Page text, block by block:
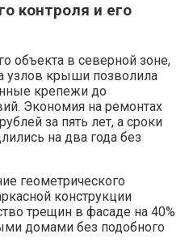
контроля и его
объекта в северной зоне,
узлов крыши позволила
крепежи до
Экономия на ремонтах
за пять лет, а сроки
на два года без
геометрического
конструкции
трещин в фасаде на 40%
домами без подобного